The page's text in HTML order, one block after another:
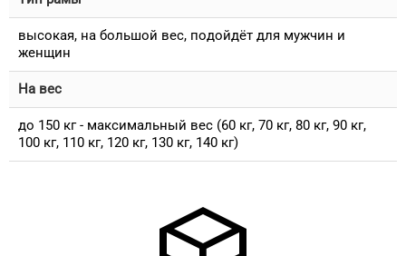
высокая, на большой вес, подойдёт для мужчин и
женщин
На вес
до 150 кг - максимальный вес (60 кг, 70 кг, 80 кг, 90 кг,
100 кг, 110 кг, 120 кг, 130 кг, 140 кг)